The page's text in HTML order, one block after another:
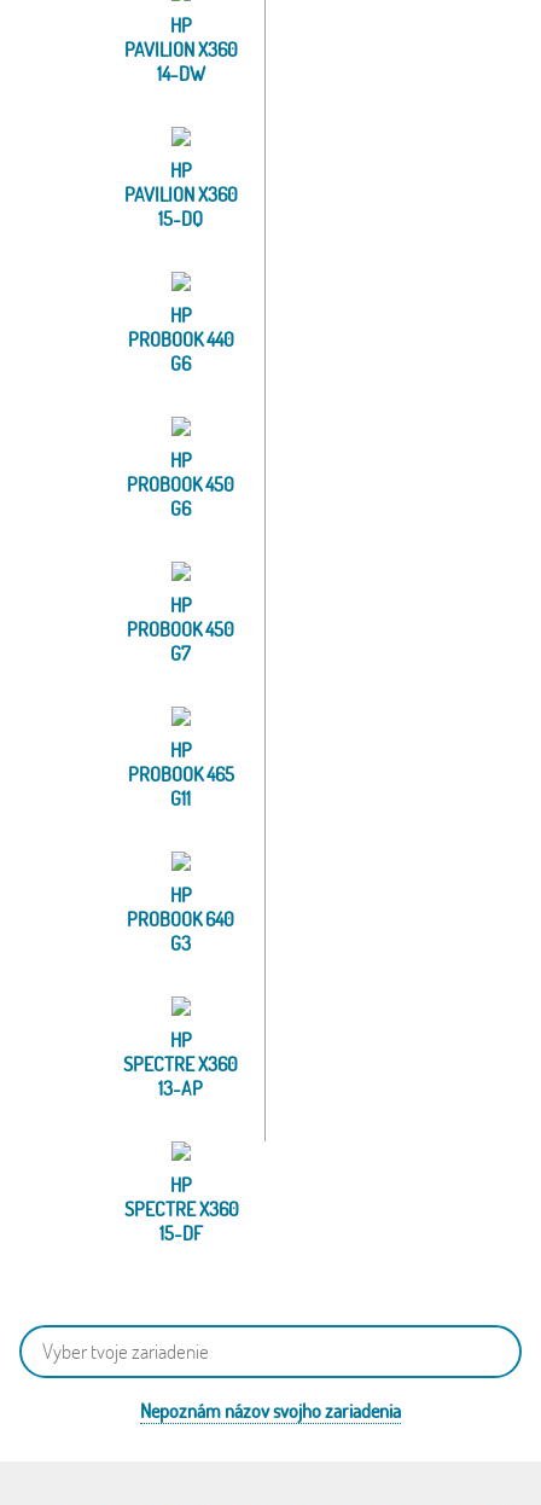
HP
PAVILION X360
14-DW
HP
PAVILION X360
15-DQ
HP
PROBOOK 440
G6
HP
PROBOOK 450
G6
HP
PROBOOK 450
G7
HP
PROBOOK 465
G11
HP
PROBOOK 640
G3
HP
SPECTRE X360
13-AP
HP
SPECTRE X360
15-DF
Nepoznám názov svojho zariadenia